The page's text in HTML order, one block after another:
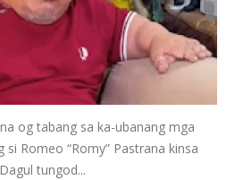
og tabang sa ka-ubanang mga
Romeo “Romy” Pastrana kinsa
tungod...